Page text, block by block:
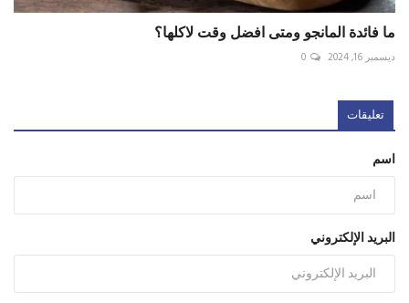
ما فائدة المانجو ومتى افضل وقت لاكلها؟
ديسمبر 16, 2024 0
تعليقات
اسم
البريد الإلكتروني